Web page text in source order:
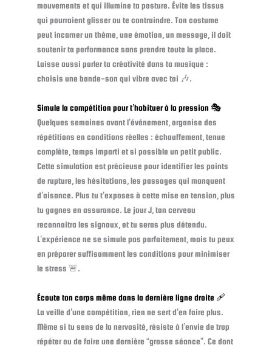
mouvements et qui illumine ta posture. Évite les tissus
qui pourraient glisser ou te contraindre. Ton costume
peut incarner un thème, une émotion, un message, il doit
soutenir ta performance sans prendre toute la place.
Laisse aussi parler ta créativité dans ta musique :
choisis une bande-son qui vibre avec toi 🎶.
Simule la compétition pour t’habituer à la pression 🎭
Quelques semaines avant l’événement, organise des
répétitions en conditions réelles : échauffement, tenue
complète, temps imparti et si possible un petit public.
Cette simulation est précieuse pour identifier les points
de rupture, les hésitations, les passages qui manquent
d’aisance. Plus tu t’exposes à cette mise en tension, plus
tu gagnes en assurance. Le jour J, ton cerveau
reconnaitra les signaux, et tu seras plus détendu.
L’expérience ne se simule pas parfaitement, mais tu peux
en préparer suffisamment les conditions pour minimiser
le stress 🚨.
Écoute ton corps même dans la dernière ligne droite 🩹
La veille d’une compétition, rien ne sert d’en faire plus.
Même si tu sens de la nervosité, résiste à l’envie de trop
répéter ou de faire une dernière “grosse séance”. Ce dont